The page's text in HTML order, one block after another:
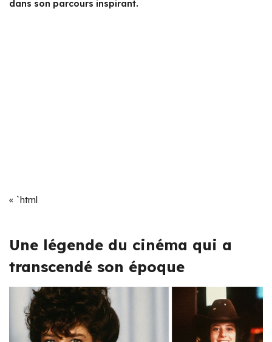
dans son parcours inspirant.
« `html
Une légende du cinéma qui a
transcendé son époque